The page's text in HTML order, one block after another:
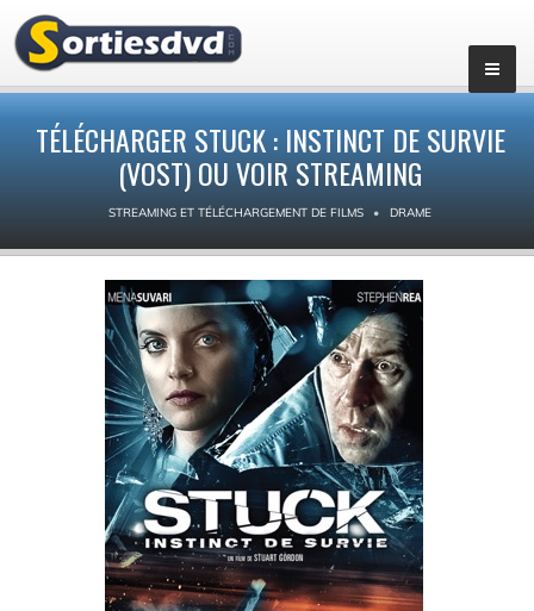
TÉLÉCHARGER STUCK : INSTINCT DE SURVIE
(VOST) OU VOIR STREAMING
STREAMING ET TÉLÉCHARGEMENT DE FILMS DRAME